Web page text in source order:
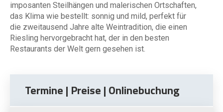
imposanten Steilhängen und malerischen Ortschaften,
das Klima wie bestellt: sonnig und mild, perfekt für
die zweitausend Jahre alte Weintradition, die einen
Riesling hervorgebracht hat, der in den besten
Restaurants der Welt gern gesehen ist.
Termine | Preise | Onlinebuchung